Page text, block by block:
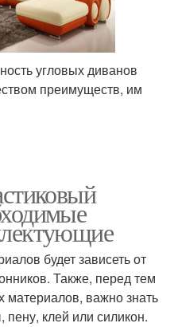
угловых диванов
преимуществ, им
будет зависеть от
Также, перед тем
материалов, важно знать
клей или силикон.